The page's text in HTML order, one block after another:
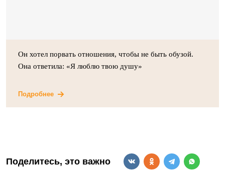
Он хотел порвать отношения, чтобы не быть обузой.
Она ответила: «Я люблю твою душу»
Подробнее
Поделитесь, это важно